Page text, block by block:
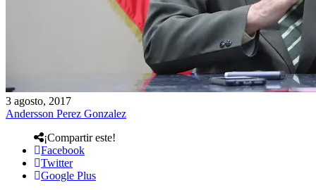
3 agosto, 2017
Andersson Perez Gonzalez
¡Compartir este!
Facebook
Twitter
Google Plus